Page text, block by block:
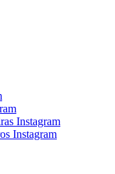
Instagram
Instagram